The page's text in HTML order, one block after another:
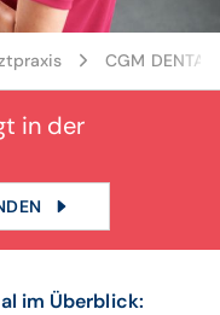
CGM
in der
im Überblick: